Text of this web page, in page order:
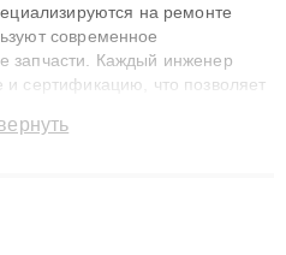
на ремонте
современное
запчасти. Каждый инженер
и сертификацию, что позволяет
до 3 лет. Наши мастера